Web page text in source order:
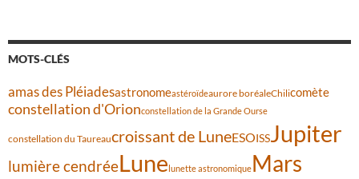
MOTS-CLÉS
amas des Pléiadesastronomeastéroïdeaurore boréaleChilicomète
constellation d'Orionconstellation de la Grande Ourse
constellation du Taureaucroissant de LuneESOISSJupiter
lumière cendréeLunelunette astronomiqueMars